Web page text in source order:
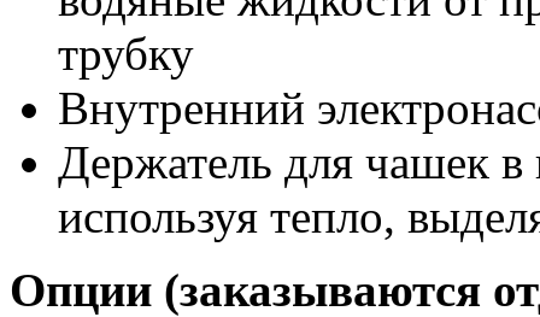
трубку
Внутренний
Держатель для чашек в
используя тепло,
Опции (заказываются